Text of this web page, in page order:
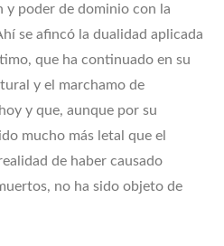
y poder de dominio con la
se afincó la dualidad aplicada
que ha continuado en su
y el marchamo de
y que, aunque por su
mucho más letal que el
de haber causado
no ha sido objeto de